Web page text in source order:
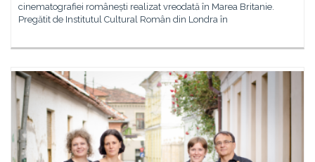
cinematografiei românești realizat vreodată în Marea Britanie.
Pregătit de Institutul Cultural Român din Londra în